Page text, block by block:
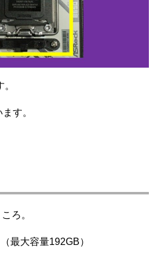
す。
ろ。
最大容量192GB）